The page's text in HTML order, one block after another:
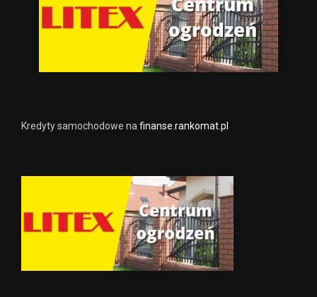
Kredyty samochodowe nafinanse.rankomat.pl